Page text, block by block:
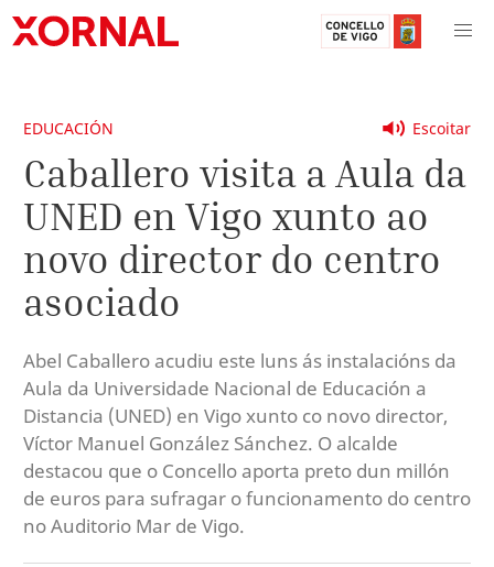
Escoitar
EDUCACIÓN
Caballero visita a Aula da
UNED en Vigo xunto ao
novo director do centro
asociado
Abel Caballero acudiu este luns ás instalacións da
Aula da Universidade Nacional de Educación a
Distancia (UNED) en Vigo xunto co novo director,
Víctor Manuel González Sánchez. O alcalde
destacou que o Concello aporta preto dun millón
de euros para sufragar o funcionamento do centro
no Auditorio Mar de Vigo.